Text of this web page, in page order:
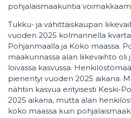
pohjalaismaakuntia
Tukku- ja vähittäiskaupan
vuoden 2025 kolmannella
Pohjanmaalla ja Koko maassa.
maakunnassa alan liikevaihto
loivassa kasvussa.
pienentyi vuoden 2025 aikana.
nähtiin kasvua erityisesti Keski-
2025 aikana, mutta alan
koko maassa kuin